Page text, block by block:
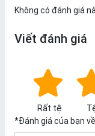
Không có đánh giá
Viết đánh giá
Rất tệ
*Đánh giá của bạn